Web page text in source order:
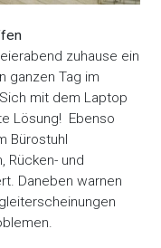
zuhause ein
ganzen Tag im
mit dem Laptop
Lösung! Ebenso
Bürostuhl
Rücken- und
Daneben warnen